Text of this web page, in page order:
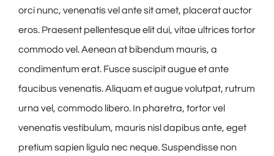
orci nunc, venenatis vel ante sit amet, placerat auctor
eros. Praesent pellentesque elit dui, vitae ultrices tortor
commodo vel. Aenean at bibendum mauris, a
condimentum erat. Fusce suscipit augue et ante
faucibus venenatis. Aliquam et augue volutpat, rutrum
urna vel, commodo libero. In pharetra, tortor vel
venenatis vestibulum, mauris nisl dapibus ante, eget
pretium sapien ligula nec neque. Suspendisse non